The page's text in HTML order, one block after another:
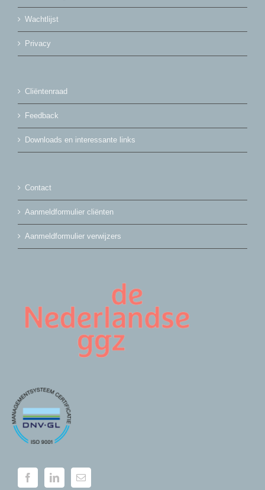
Wachtlijst
Privacy
Cliëntenraad
Feedback
Downloads en interessante links
Contact
Aanmeldformulier cliënten
Aanmeldformulier verwijzers